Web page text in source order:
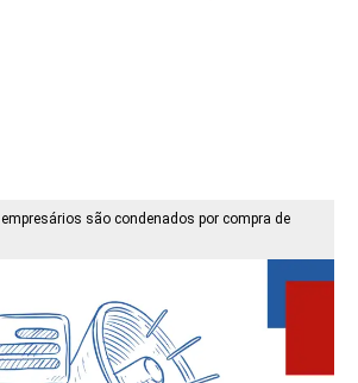
são condenados por compra de